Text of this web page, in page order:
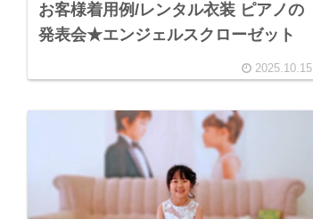
お客様着用例/レンタル衣装 ピアノの
発表会★エンジェルスクローゼット
2025.10.15